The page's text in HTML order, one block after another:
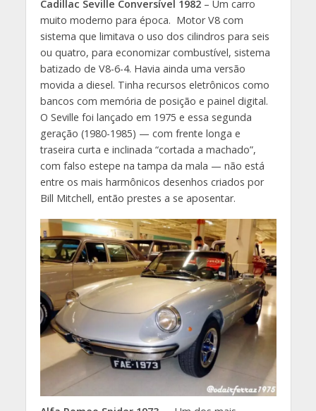
Cadillac Seville Conversível 1982– Um carro
muito moderno para época. Motor V8 com
sistema que limitava o uso dos cilindros para seis
ou quatro, para economizar combustível, sistema
batizado de V8-6-4. Havia ainda uma versão
movida a diesel. Tinha recursos eletrônicos como
bancos com memória de posição e painel digital.
O Seville foi lançado em 1975 e essa segunda
geração (1980-1985) — com frente longa e
traseira curta e inclinada “cortada a machado”,
com falso estepe na tampa da mala — não está
entre os mais harmônicos desenhos criados por
Bill Mitchell, então prestes a se aposentar.